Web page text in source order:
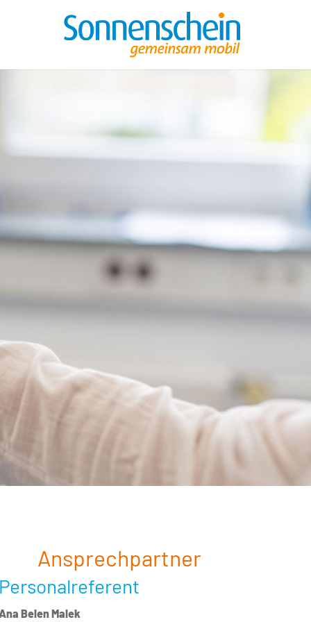
Ansprechpartner
Belen Malek